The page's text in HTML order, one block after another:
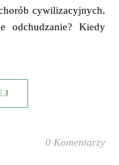
cywilizacyjnych.
odchudzanie? Kiedy
0 Komentarzy